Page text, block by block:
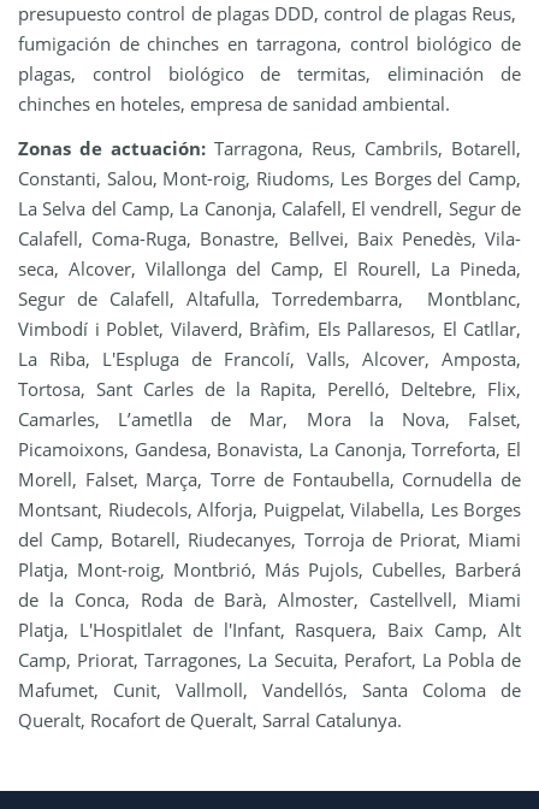
presupuesto control de plagas DDD, control de plagas Reus,
fumigación de chinches en tarragona, control biológico de
plagas, control biológico de termitas, eliminación de
chinches en hoteles, empresa de sanidad ambiental.
Zonas de actuación: Tarragona, Reus, Cambrils, Botarell,
Constanti, Salou, Mont-roig, Riudoms, Les Borges del Camp,
La Selva del Camp, La Canonja, Calafell, El vendrell, Segur de
Calafell, Coma-Ruga, Bonastre, Bellvei, Baix Penedès, Vila-
seca, Alcover, Vilallonga del Camp, El Rourell, La Pineda,
Segur de Calafell, Altafulla, Torredembarra, Montblanc,
Vimbodí i Poblet, Vilaverd, Bràfim, Els Pallaresos, El Catllar,
La Riba, L'Espluga de Francolí, Valls, Alcover, Amposta,
Tortosa, Sant Carles de la Rapita, Perelló, Deltebre, Flix,
Camarles, L’ametlla de Mar, Mora la Nova, Falset,
Picamoixons, Gandesa, Bonavista, La Canonja, Torreforta, El
Morell, Falset, Marça, Torre de Fontaubella, Cornudella de
Montsant, Riudecols, Alforja, Puigpelat, Vilabella, Les Borges
del Camp, Botarell, Riudecanyes, Torroja de Priorat, Miami
Platja, Mont-roig, Montbrió, Más Pujols, Cubelles, Barberá
de la Conca, Roda de Barà, Almoster, Castellvell, Miami
Platja, L'Hospitlalet de l'Infant, Rasquera, Baix Camp, Alt
Camp, Priorat, Tarragones, La Secuita, Perafort, La Pobla de
Mafumet, Cunit, Vallmoll, Vandellós, Santa Coloma de
Queralt, Rocafort de Queralt, Sarral Catalunya.